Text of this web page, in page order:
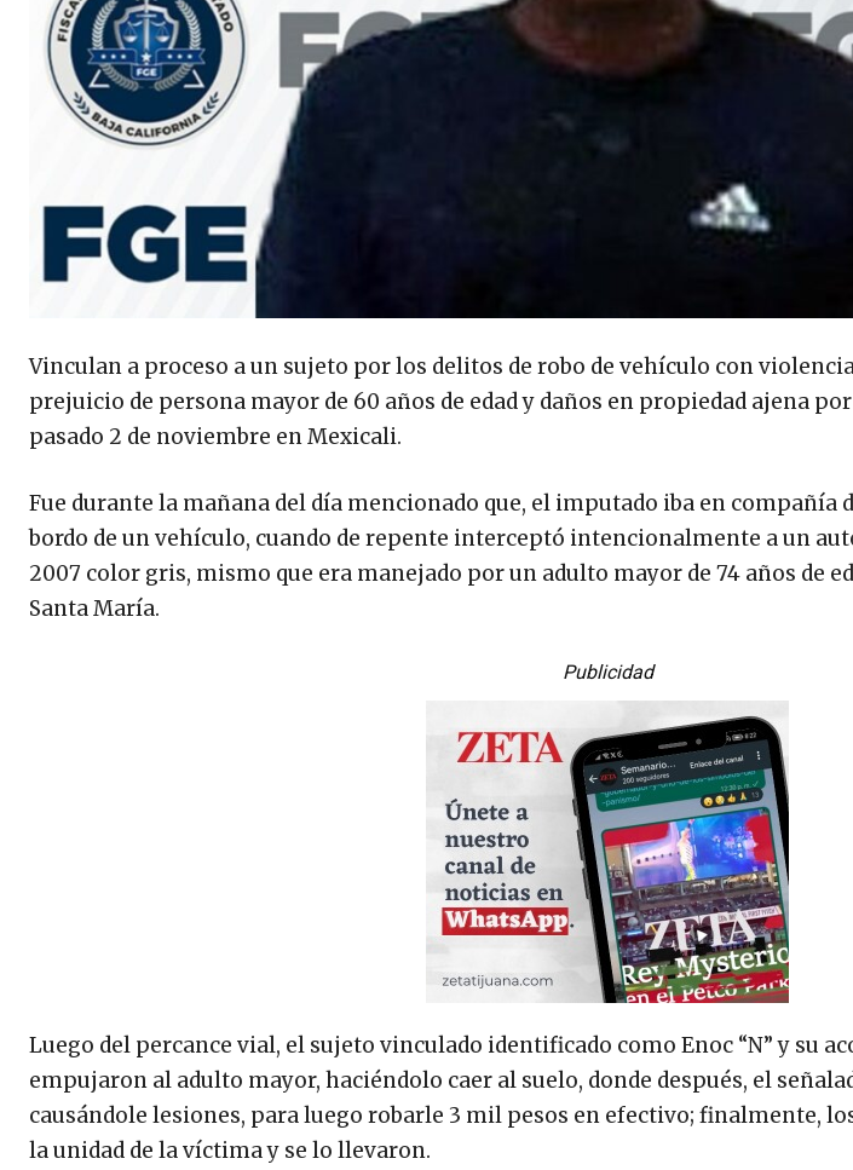
Vinculan a proceso a un sujeto por los delitos de robo de vehículo con
prejuicio de persona mayor de 60 años de edad y daños en propiedad ajena
pasado 2 de noviembre en Mexicali.
Fue durante la mañana del día mencionado que, el imputado iba en compañía
bordo de un vehículo, cuando de repente interceptó intencionalmente a un
2007 color gris, mismo que era manejado por un adulto mayor de 74 años de
Santa María.
Publicidad
Luego del percance vial, el sujeto vinculado identificado como Enoc “N” y su
empujaron al adulto mayor, haciéndolo caer al suelo, donde después, el
causándole lesiones, para luego robarle 3 mil pesos en efectivo; finalmente,
la unidad de la víctima y se lo llevaron.